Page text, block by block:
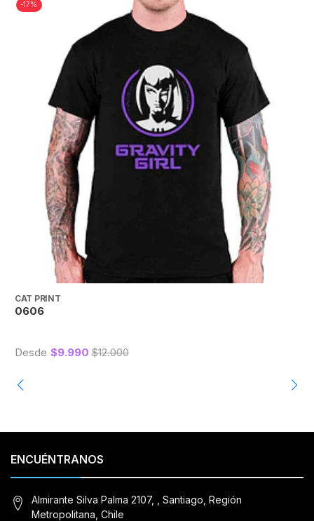
-17%
CAT PRINT
0606
Desde $9.990 $12.000
ENCUÉNTRANOS
Almirante Silva Palma 2107, , Santiago, Región
Metropolitana, Chile